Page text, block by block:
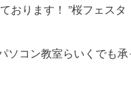
おります！ ”桜フェス
ソコン教室らいくでも